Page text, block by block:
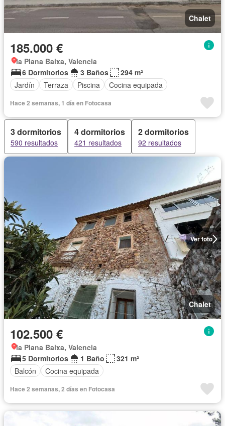
Chalet
185.000 €
la Plana Baixa, Valencia
6 Dormitorios
3 Baños
294 m²
Jardín
Terraza Piscina Cocina equipada
Hace 2 semanas, 1 día en Fotocasa
3 dormitorios
590 resultados
4 dormitorios
421 resultados
2 dormitorios
92 resultados
Ver foto
Chalet
102.500 €
la Plana Baixa, Valencia
5 Dormitorios
1 Baño
321 m²
Balcón
Cocina equipada
Hace 2 semanas, 2 días en Fotocasa